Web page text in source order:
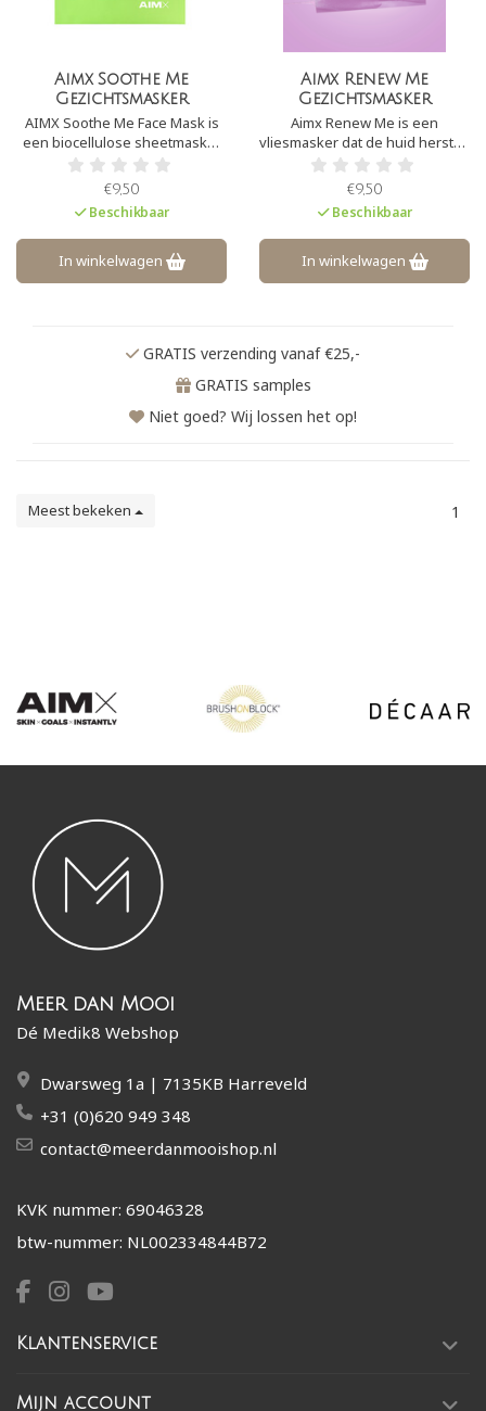
Aimx Soothe Me
Gezichtsmasker
AIMX Soothe Me Face Mask is
een biocellulose sheetmasker
dat speciaal ontwikkeld is om de
huid te herstellen, te
hydrateren en te kalmeren. Het
masker bevat 22 actieve
ingrediënten om de huid te
verbeteren
€9,50
Beschikbaar
In winkelwagen
Aimx Renew Me
Gezichtsmasker
Aimx Renew Me is een
vliesmasker dat de huid herstelt
en versterkt. Het masker is
doordrenkt met 25 actieve
ingrediënten, waaronder
collageen, hyaluronzuur,
verschillende peptiden en
zwarte bessenextract
€9,50
Beschikbaar
In winkelwagen
GRATIS verzending vanaf €25,-
GRATIS samples
Niet goed? Wij lossen het op!
Meest bekeken 1
Meer dan Mooi
Dé Medik8 Webshop
Dwarsweg 1a | 7135KB Harreveld
+31 (0)620 949 348
contact@meerdanmooishop.nl
KVK nummer: 69046328
btw-nummer: NL002334844B72
Klantenservice
Mijn account